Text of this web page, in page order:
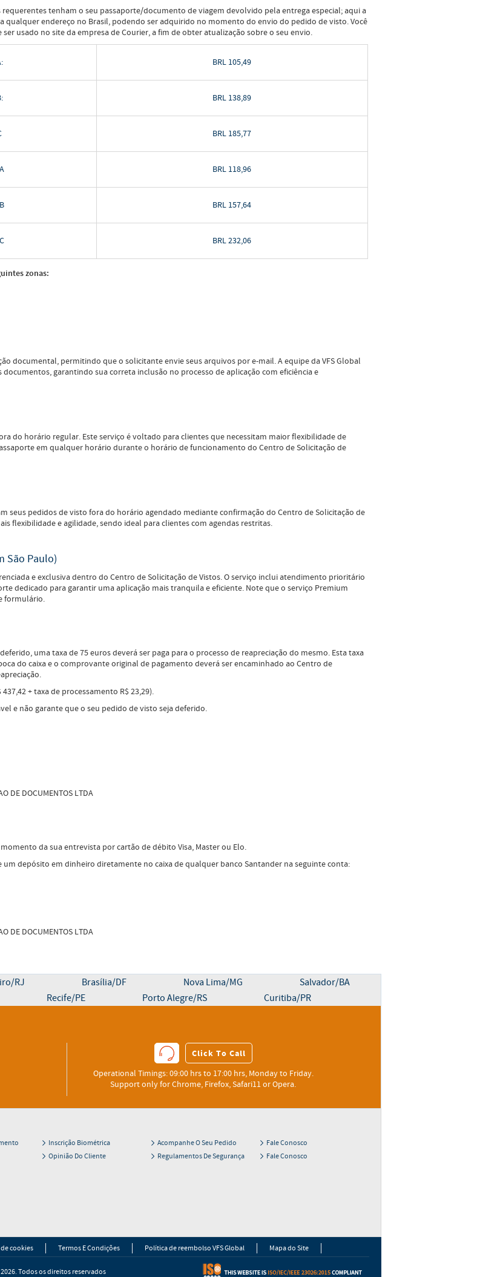
tenham o seu passaporte/documento de viagem devolvido pela entrega especial; aqui a
qualquer endereço no Brasil, podendo ser adquirido no momento do envio do pedido de visto. Você
usado no site da empresa de Courier, a fim de obter atualização sobre o seu envio.
BRL 105,49
BRL 138,89
BRL 185,77
BRL 118,96
BRL 157,64
BRL 232,06
zonas:
documental, permitindo que o solicitante envie seus arquivos por e-mail. A equipe da VFS Global
garantindo sua correta inclusão no processo de aplicação com eficiência e
do horário regular. Este serviço é voltado para clientes que necessitam maior flexibilidade de
em qualquer horário durante o horário de funcionamento do Centro de Solicitação de
seus pedidos de visto fora do horário agendado mediante confirmação do Centro de Solicitação de
flexibilidade e agilidade, sendo ideal para clientes com agendas restritas.
São Paulo)
e exclusiva dentro do Centro de Solicitação de Vistos. O serviço inclui atendimento prioritário
dedicado para garantir uma aplicação mais tranquila e eficiente. Note que o serviço Premium
formulário.
uma taxa de 75 euros deverá ser paga para o processo de reapreciação do mesmo. Esta taxa
do caixa e o comprovante original de pagamento deverá ser encaminhado ao Centro de
+ taxa de processamento R$ 23,29).
e não garante que o seu pedido de visto seja deferido.
DE DOCUMENTOS LTDA
da sua entrevista por cartão de débito Visa, Master ou Elo.
um depósito em dinheiro diretamente no caixa de qualquer banco Santander na seguinte conta:
DE DOCUMENTOS LTDA
RJ Brasília/DF Nova Lima/MG
Salvador/BA
Recife/PE Porto Alegre/RS Curitiba/PR
Click To Call
Operational Timings: 09:00 hrs to 17:00 hrs, Monday to Friday.
Support only for Chrome, Firefox, Safari11 or Opera.
Inscrição Biométrica
Opinião Do Cliente
Acompanhe O Seu Pedido
Regulamentos De Segurança
Fale Conosco
Fale Conosco
cookies Termos E Condições Política de reembolso VFS Global Mapa do Site
Todos os direitos reservados